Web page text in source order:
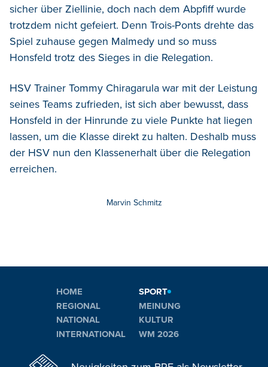
sicher über Ziellinie, doch nach dem Abpfiff wurde
trotzdem nicht gefeiert. Denn Trois-Ponts drehte das
Spiel zuhause gegen Malmedy und so muss
Honsfeld trotz des Sieges in die Relegation.
HSV Trainer Tommy Chiragarula war mit der Leistung
seines Teams zufrieden, ist sich aber bewusst, dass
Honsfeld in der Hinrunde zu viele Punkte hat liegen
lassen, um die Klasse direkt zu halten. Deshalb muss
der HSV nun den Klassenerhalt über die Relegation
erreichen.
Marvin Schmitz
HOME
REGIONAL
NATIONAL
INTERNATIONAL
SPORT
MEINUNG
KULTUR
WM 2026